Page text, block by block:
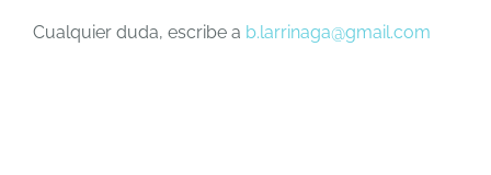
Cualquier duda, escribe a b.larrinaga@gmail.com